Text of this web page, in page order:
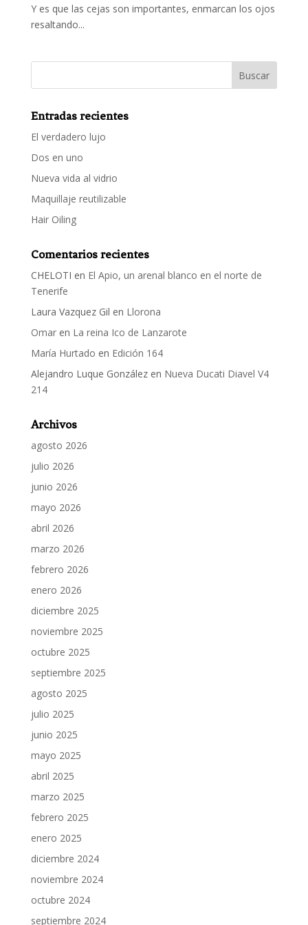
Y es que las cejas son importantes, enmarcan los ojos
resaltando...
Entradas recientes
El verdadero lujo
Dos en uno
Nueva vida al vidrio
Maquillaje reutilizable
Hair Oiling
Comentarios recientes
CHELOTI en El Apio, un arenal blanco en el norte de
Tenerife
Laura Vazquez Gil en Llorona
Omaren La reina Ico de Lanzarote
María Hurtado en Edición 164
Alejandro Luque Gonzálezen Nueva Ducati Diavel V4
214
Archivos
agosto 2026
julio 2026
junio 2026
mayo 2026
abril 2026
marzo 2026
febrero 2026
enero 2026
diciembre 2025
noviembre 2025
octubre 2025
septiembre 2025
agosto 2025
julio 2025
junio 2025
mayo 2025
abril 2025
marzo 2025
febrero 2025
enero 2025
diciembre 2024
noviembre 2024
octubre 2024
septiembre 2024